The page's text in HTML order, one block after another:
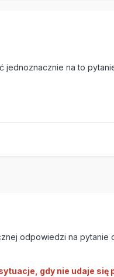
na to
odpowiedzi na pytanie
gdy nie udaje